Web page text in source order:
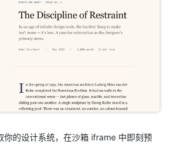
你的设计系统，在沙箱 iframe 中即刻预